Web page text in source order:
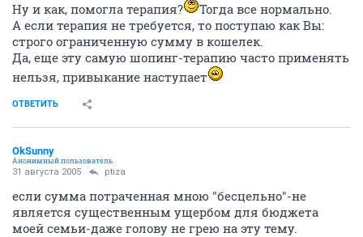
Ну и как, помогла терапия?
Тогда все нормально.
А если терапия не требуется, то поступаю как Вы:
строго ограниченную сумму в кошелек.
Да, еще эту самую шопинг-терапию часто применять
нельзя, привыкание наступает
ОТВЕТИТЬ
OkSunny
Анонимный пользователь
31 августа 2005 ptiza
если сумма потраченная мною "бесцельно"-не
является существенным ущербом для бюджета
моей семьи-даже голову не грею на эту тему.